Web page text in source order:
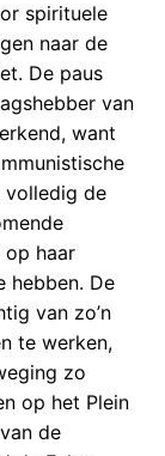
spirituele
naar de
De paus
van
want
volledig de
op haar
hebben. De
van zo’n
te werken,
zo
op het Plein
de